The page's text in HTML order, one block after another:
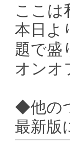
ここは
本日よ
題で盛
オンオ
◆他の
最新版